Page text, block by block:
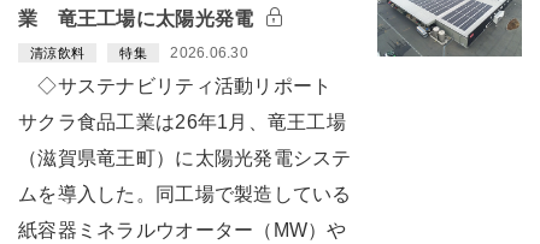
業 竜王工場に太陽光発電
清涼飲料 特集 2026.06.30
◇サステナビリティ活動リポート
サクラ食品工業は26年1月、竜王工場
（滋賀県竜王町）に太陽光発電システ
ムを導入した。同工場で製造している
紙容器ミネラルウオーター（MW）や